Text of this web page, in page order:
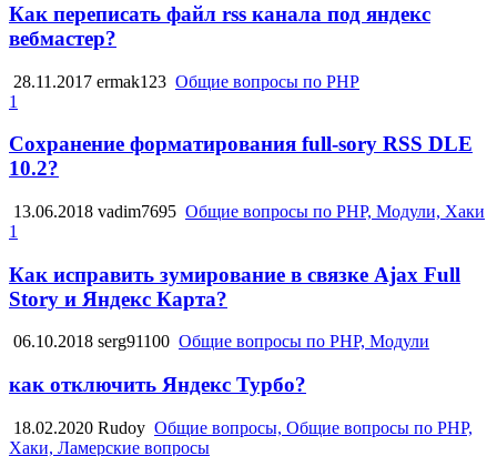
Как переписать файл rss канала под яндекс
вебмастер?
28.11.2017 ermak123 Общие вопросы по PHP
1
Сохранение форматирования full-sory RSS DLE
10.2?
13.06.2018 vadim7695 Общие вопросы по PHP, Модули, Хаки
1
Как исправить зумирование в связке Ajax Full
Story и Яндекс Карта?
06.10.2018 serg91100 Общие вопросы по PHP, Модули
как отключить Яндекс Турбо?
18.02.2020 Rudoy Общие вопросы, Общие вопросы по PHP,
Хаки, Ламерские вопросы